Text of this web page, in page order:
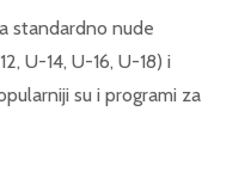
standardno nude
U-14, U-16, U-18) i
su i programi za